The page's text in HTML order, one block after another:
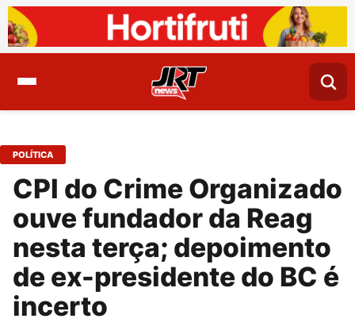
POLÍTICA
CPI do Crime Organizado
ouve fundador da Reag
nesta terça; depoimento
de ex-presidente do BC é
incerto